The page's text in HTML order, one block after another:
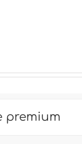
premium